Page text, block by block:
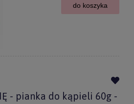
do koszyka
- pianka do kąpieli 60g -